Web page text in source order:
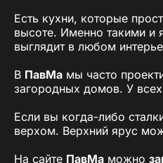
Есть кухни, которые
высоте. Именно такими и
выглядит в любом
В ПавМа мы часто
загородных домов. У
Если вы когда-либо
верхом. Верхний ярус
На сайте ПавМа можно